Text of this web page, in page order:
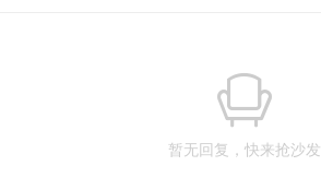
暂无回复，快来抢沙发